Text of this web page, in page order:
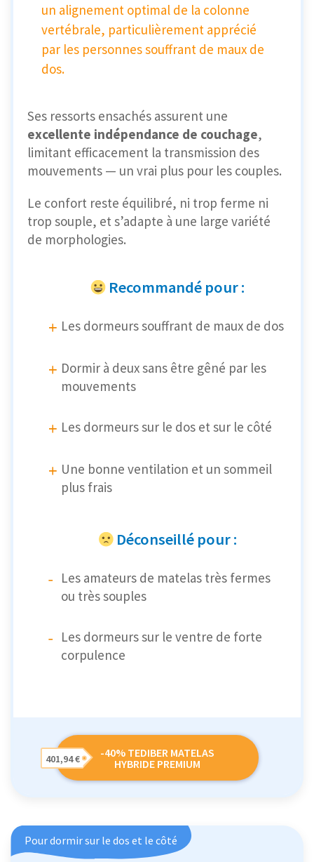
un alignement optimal de la colonne
vertébrale, particulièrement apprécié
par les personnes souffrant de maux de
dos.
Ses ressorts ensachés assurent une
excellente indépendance de couchage,
limitant efficacement la transmission des
mouvements — un vrai plus pour les couples.
Le confort reste équilibré, ni trop ferme ni
trop souple, et s’adapte à une large variété
de morphologies.
Recommandé pour :
Les dormeurs souffrant de maux de dos
Dormir à deux sans être gêné par les
mouvements
Les dormeurs sur le dos et sur le côté
Une bonne ventilation et un sommeil
plus frais
Déconseillé pour :
Les amateurs de matelas très fermes
ou très souples
Les dormeurs sur le ventre de forte
corpulence
-40% TEDIBER MATELAS
HYBRIDE PREMIUM
401,94 €
Pour dormir sur le dos et le côté